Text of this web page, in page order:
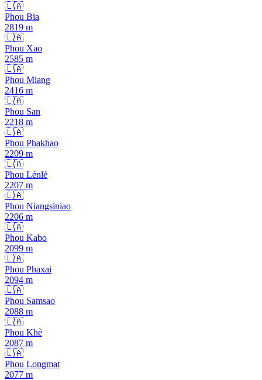
🇱🇦
Phou Bia
2819 m
🇱🇦
Phou Xao
2585 m
🇱🇦
Phou Miang
2416 m
🇱🇦
Phou San
2218 m
🇱🇦
Phou Phakhao
2209 m
🇱🇦
Phou Lénlé
2207 m
🇱🇦
Phou Niangsiniao
2206 m
🇱🇦
Phou Kabo
2099 m
🇱🇦
Phou Phaxai
2094 m
🇱🇦
Phou Samsao
2088 m
🇱🇦
Phou Khè
2087 m
🇱🇦
Phou Longmat
2077 m